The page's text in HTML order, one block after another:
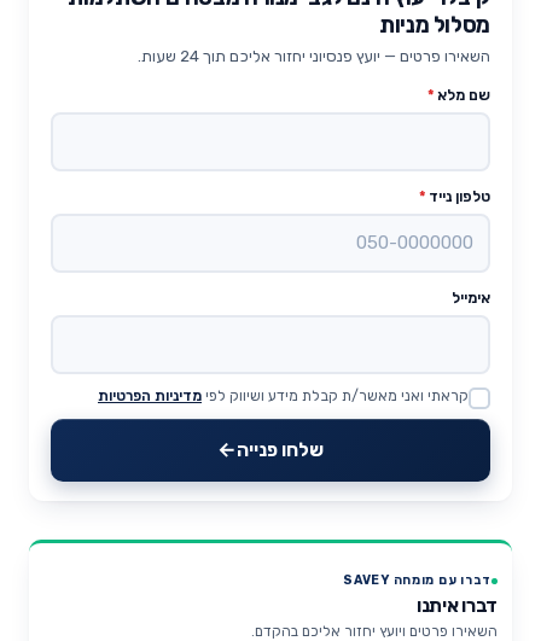
מסלול מניות
השאירו פרטים — יועץ פנסיוני יחזור אליכם תוך 24 שעות.
שם מלא *
טלפון נייד *
אימייל
Website
קראתי ואני מאשר/ת קבלת מידע ושיווק לפי מדיניות הפרטיות
שלחו פנייה
דברו עם מומחה SAVEY
דברו איתנו
השאירו פרטים ויועץ יחזור אליכם בהקדם.